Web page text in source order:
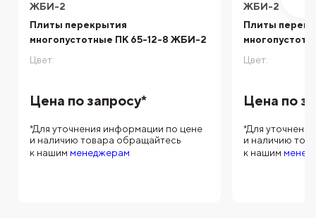
ЖБИ-2
Плиты перекрытия
многопустотные ПК 65-12-8 ЖБИ-2
Цвет:
Цена по запросу*
*Для уточнения информации по цене
и наличию товара обращайтесь
к нашим менеджерам
ЖБИ-2
Плиты
Цвет:
Цена по
*Для
и наличию
к нашим